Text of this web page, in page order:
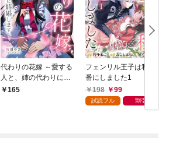
代わりの花嫁 ～愛する
人と、姉の代わりに結
婚します～ 1
165
フェンリル王子は私を
番にしました1
198
99
試読フル 割引